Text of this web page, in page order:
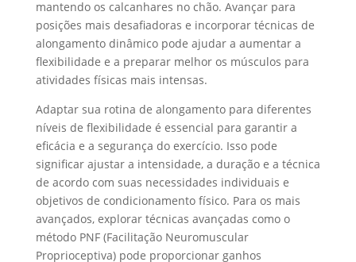
mantendo os calcanhares no chão. Avançar para
posições mais desafiadoras e incorporar técnicas de
alongamento dinâmico pode ajudar a aumentar a
flexibilidade e a preparar melhor os músculos para
atividades físicas mais intensas.
Adaptar sua rotina de alongamento para diferentes
níveis de flexibilidade é essencial para garantir a
eficácia e a segurança do exercício. Isso pode
significar ajustar a intensidade, a duração e a técnica
de acordo com suas necessidades individuais e
objetivos de condicionamento físico. Para os mais
avançados, explorar técnicas avançadas como o
método PNF (Facilitação Neuromuscular
Proprioceptiva) pode proporcionar ganhos